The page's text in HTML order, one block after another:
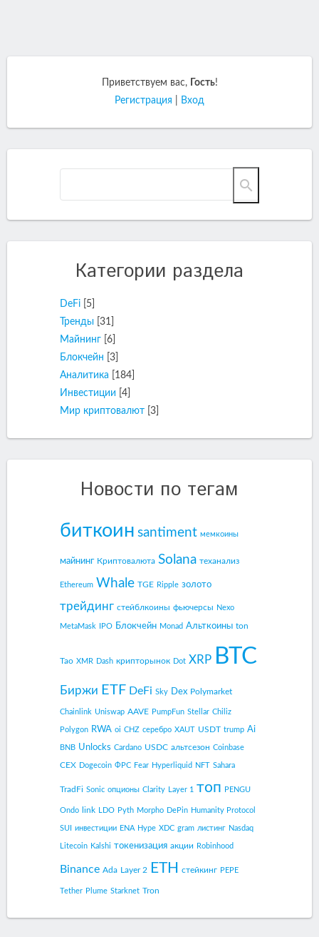
Приветствуем вас, Гость!
Регистрация
Вход
Категории раздела
DeFi
[5]
Тренды [31]
Майнинг [6]
Блокчейн
[3]
Аналитика
[184]
Инвестиции
[4]
Мир криптовалют [3]
Новости по тегам
биткоин santiment мемкоины
майнинг Криптовалюта Solana теханализ
Ethereum Whale TGE Ripple золото
трейдинг стейблкоины фьючерсы Nexo
MetaMask IPO Блокчейн Monad Альткоины ton
Tao XMR Dash крипторынок Dot XRP BTC
Биржи ETF DeFi Sky Dex Polymarket
Chainlink Uniswap AAVE PumpFun Stellar Chiliz
Polygon RWA oi CHZ серебро XAUT USDT trump Ai
BNB Unlocks Cardano USDC альтсезон Coinbase
CEX Dogecoin ФРС Fear Hyperliquid NFT Sahara
TradFi Sonic опционы Clarity Layer 1 топ PENGU
Ondo link LDO Pyth Morpho DePin Humanity Protocol
SUI инвестиции ENA Hype XDC gram листинг Nasdaq
Litecoin Kalshi токенизация акции Robinhood
Binance Ada Layer 2 ETH стейкинг PEPE
Tether Plume Starknet Tron